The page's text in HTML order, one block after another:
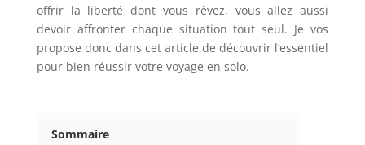
offrir la liberté dont vous rêvez, vous allez aussi
devoir affronter chaque situation tout seul. Je vos
propose donc dans cet article de découvrir l’essentiel
pour bien réussir votre voyage en solo.
Sommaire